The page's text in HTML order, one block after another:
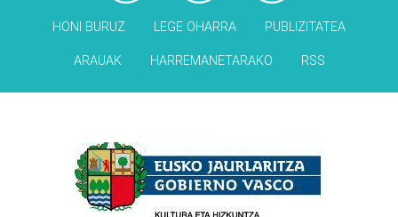
HONI BURUZ LEGE OHARRA PUBLIZITATEA
ARAUAK HARREMANETARAKO RSS